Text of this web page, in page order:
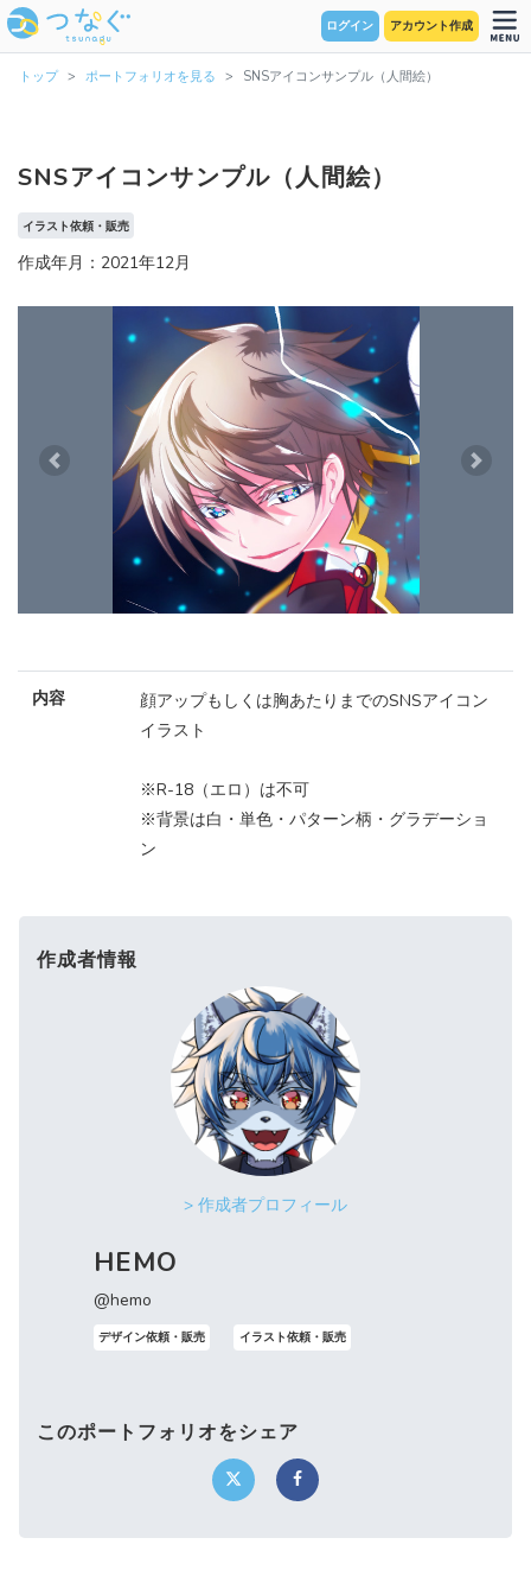
ログイン アカウント作成
トップ ポートフォリオを見る SNSアイコンサンプル（人間絵）
SNSアイコンサンプル（人間絵）
イラスト依頼・販売
作成年月：2021年12月
Previous Next
内容
顔アップもしくは胸あたりまでのSNSアイコン
イラスト
※R-18（エロ）は不可
※背景は白・単色・パターン柄・グラデーショ
ン
作成者情報
> 作成者プロフィール
HEMO
@hemo
デザイン依頼・販売 イラスト依頼・販売
このポートフォリオをシェア